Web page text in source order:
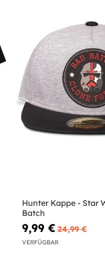
Hunter Kappe - Star
Batch
9,99 € 24,99 €
VERFÜGBAR